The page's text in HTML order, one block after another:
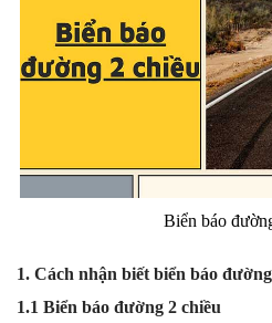
Biển báo
1. Cách nhận biết biển báo
1.1 Biển báo đường 2 chiều